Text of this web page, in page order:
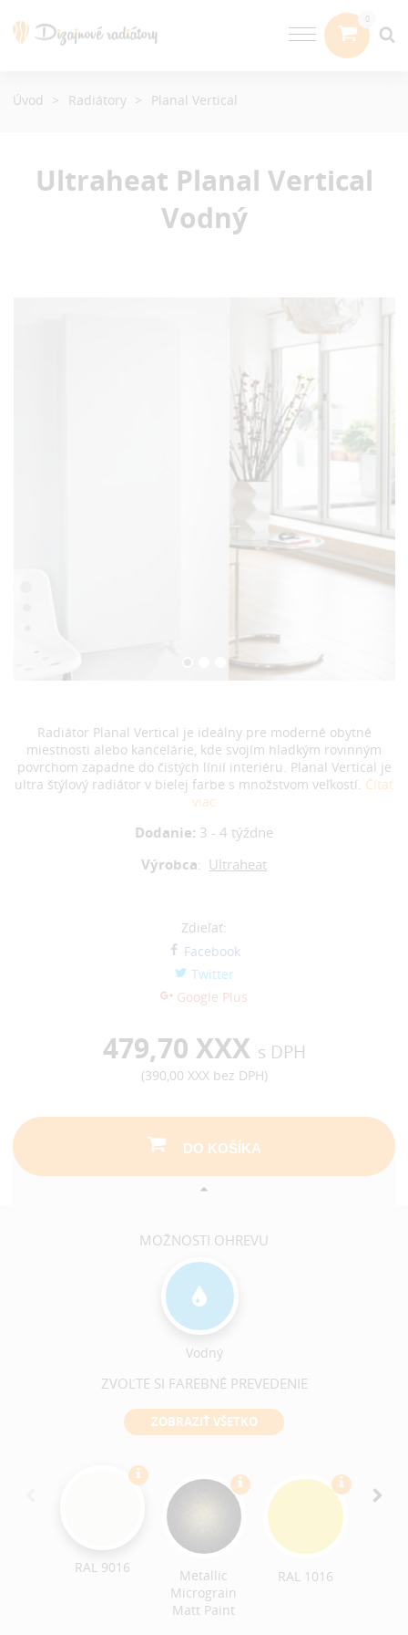
Ultraheat Planal Vertical
Vodný
Radiátor Planal Vertical je ideálny pre moderné obytné
miestnosti alebo kancelárie, kde svojím hladkým rovinným
povrchom zapadne do čistých línií interiéru. Planal Vertical je
ultra štýlový radiátor v bielej farbe s množstvom veľkostí. Čítať
viac
Dodanie: 3 - 4 týždne
Výrobca: Ultraheat
Zdieľať:
Facebook
Twitter
Google Plus
479,70 XXX s DPH
(390,00 XXXbez DPH)
DO KOŠÍKA
MOŽNOSTI OHREVU
Vodný
ZVOĽTE SI FAREBNÉ PREVEDENIE
ZOBRAZIŤ VŠETKO
RAL 9016
Metallic
Micrograin
Matt Paint
RAL 1016
Úvod Radiátory Planal Vertical